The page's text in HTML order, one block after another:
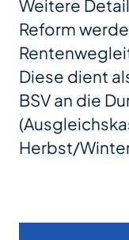
Weitere
Reform
Diese dient
BSV an die
Herbst/